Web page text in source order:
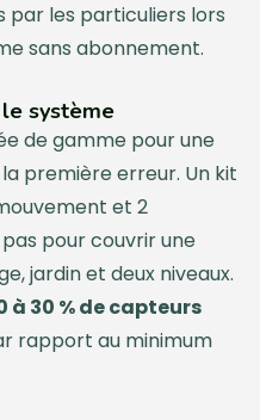
par les particuliers lors
sans abonnement.
système
de gamme pour une
première erreur. Un kit
et 2
pour couvrir une
jardin et deux niveaux.
à 30 % de capteurs
rapport au minimum